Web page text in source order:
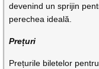
devenind un sprijin
perechea ideală.
Prețuri
Prețurile biletelor